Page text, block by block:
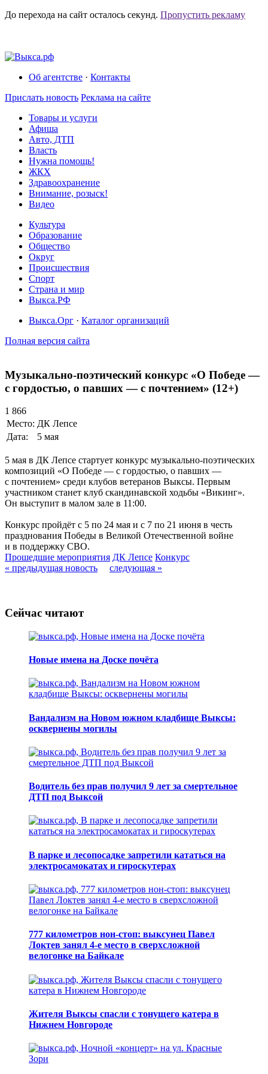
До перехода на сайт осталось секунд. Пропустить рекламу
Об агентстве · Контакты
Прислать новость Реклама на сайте
Товары и услуги
Афиша
Авто, ДТП
Власть
Нужна помощь!
ЖКХ
Здравоохранение
Внимание, розыск!
Видео
Культура
Образование
Общество
Округ
Происшествия
Спорт
Страна и мир
Выкса.РФ
Выкса.Орг · Каталог организаций
Полная версия сайта
Музыкально-поэтический конкурс «О Победе —
с гордостью, о павших — с почтением» (12+)
1 866
Место: ДК Лепсе
Дата:
5 мая
5 мая в ДК Лепсе стартует конкурс музыкально-поэтических
композиций «О Победе — с гордостью, о павших —
с почтением» среди клубов ветеранов Выксы. Первым
участником станет клуб скандинавской ходьбы «Викинг».
Он выступит в малом зале в 11:00.
Конкурс пройдёт с 5 по 24 мая и с 7 по 21 июня в честь
празднования Победы в Великой Отечественной войне
и в поддержку СВО.
Прошедшие мероприятия ДК Лепсе Конкурс
« предыдущая новость
следующая »
Сейчас читают
Новые имена на Доске почёта
Вандализм на Новом южном кладбище Выксы:
осквернены могилы
Водитель без прав получил 9 лет за смертельное
ДТП под Выксой
В парке и лесопосадке запретили кататься на
электросамокатах и гироскутерах
777 километров нон-стоп: выксунец Павел
Локтев занял 4-е место в сверхсложной
велогонке на Байкале
Жителя Выксы спасли с тонущего катера в
Нижнем Новгороде